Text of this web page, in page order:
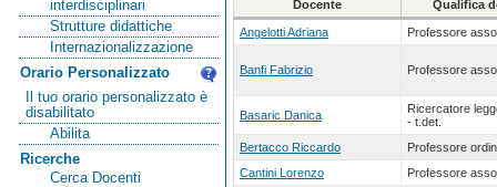
interdisciplinari
Strutture didattiche
Internazionalizzazione
Orario Personalizzato
Il tuo orario personalizzato è
disabilitato
Abilita
Ricerche
Cerca Docenti
Docente
Qualifica
Angelotti Adriana Professore
Banfi Fabrizio Professore
Basaric Danica
Ricercatore
- t.det.
Bertacco Riccardo
Professore
Cantini Lorenzo
Professore